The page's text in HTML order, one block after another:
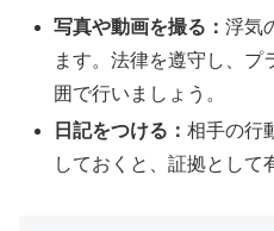
写真や動画を撮る：浮気
ます。法律を遵守し、プ
囲で行いましょう。
日記をつける：相手の行
しておくと、証拠として